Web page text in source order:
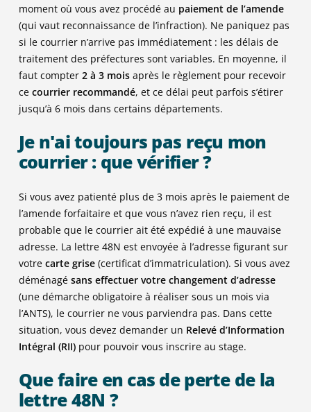
moment où vous avez procédé au paiement de l’amende
(qui vaut reconnaissance de l’infraction). Ne paniquez pas
si le courrier n’arrive pas immédiatement : les délais de
traitement des préfectures sont variables. En moyenne, il
faut compter 2 à 3 moisaprès le règlement pour recevoir
ce courrier recommandé, et ce délai peut parfois s’étirer
jusqu’à 6 mois dans certains départements.
Je n'ai toujours pas reçu mon
courrier : que vérifier ?
Si vous avez patienté plus de 3 mois après le paiement de
l’amende forfaitaire et que vous n’avez rien reçu, il est
probable que le courrier ait été expédié à une mauvaise
adresse. La lettre 48N est envoyée à l’adresse figurant sur
votre carte grise(certificat d’immatriculation). Si vous avez
déménagé sans effectuer votre changement d’adresse
(une démarche obligatoire à réaliser sous un mois via
l’ANTS), le courrier ne vous parviendra pas. Dans cette
situation, vous devez demander un Relevé d’Information
Intégral (RII)pour pouvoir vous inscrire au stage.
Que faire en cas de perte de la
lettre 48N ?